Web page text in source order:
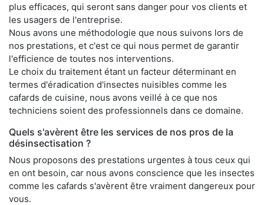
plus efficaces, qui seront sans danger pour vos clients et
les usagers de l'entreprise.
Nous avons une méthodologie que nous suivons lors de
nos prestations, et c'est ce qui nous permet de garantir
l'efficience de toutes nos interventions.
Le choix du traitement étant un facteur déterminant en
termes d'éradication d'insectes nuisibles comme les
cafards de cuisine, nous avons veillé à ce que nos
techniciens soient des professionnels dans ce domaine.
Quels s'avèrent être les services de nos pros de la
désinsectisation ?
Nous proposons des prestations urgentes à tous ceux qui
en ont besoin, car nous avons conscience que les insectes
comme les cafards s'avèrent être vraiment dangereux pour
vous.